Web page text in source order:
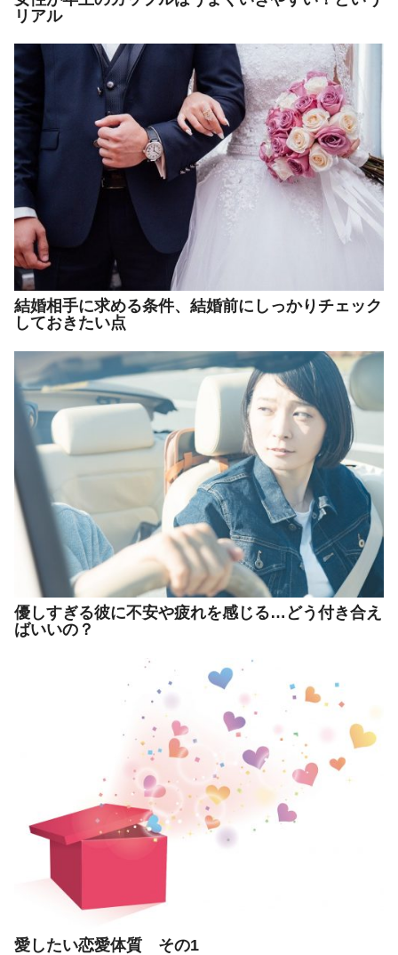
リアル
結婚相手に求める条件、結婚前にしっかりチェック
しておきたい点
優しすぎる彼に不安や疲れを感じる…どう付き合え
ばいいの？
愛したい恋愛体質 その1